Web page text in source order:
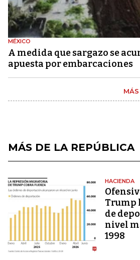
MÉXICO
A medida que sargazo se
apuesta por embarcaciones
MÁS DE LA REPÚBLICA
HACIENDA
Trump
de
nivel
1998